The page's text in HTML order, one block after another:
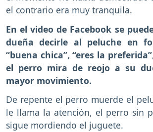
el contrario era muy tranquila.
En el video de Facebook se
dueña decirle al peluche en
“buena chica”, “eres la
el perro mira de reojo a su
mayor movimiento.
De repente el perro muerde el
le llama la atención, el perro sin
sigue mordiendo el juguete.